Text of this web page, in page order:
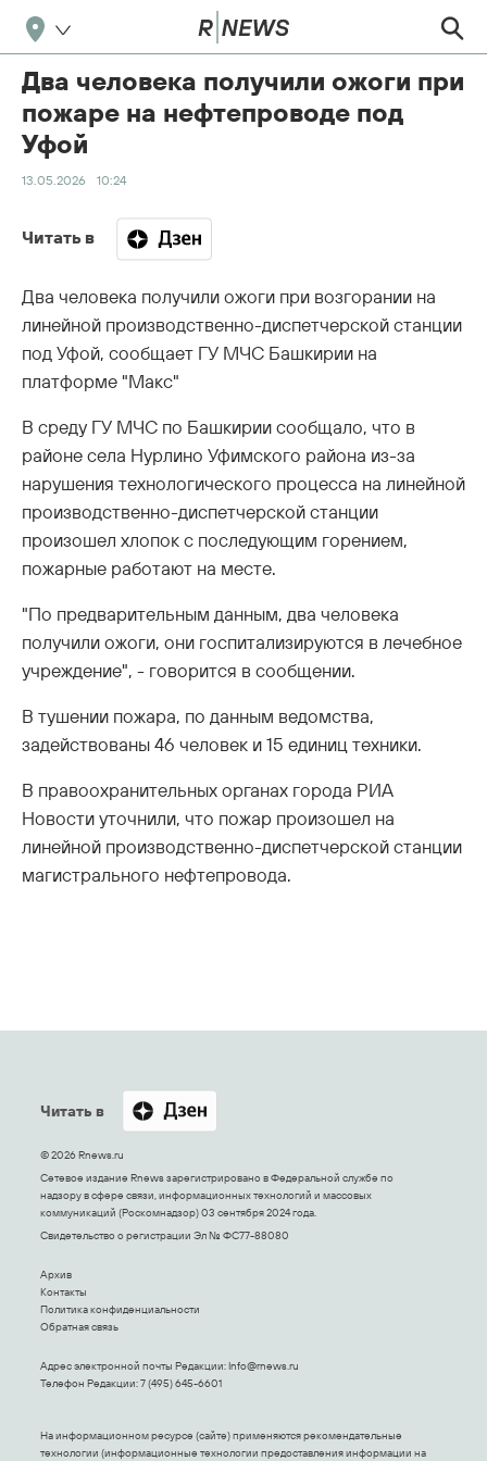
Два человека получили ожоги при
пожаре на нефтепроводе под
Уфой
13.05.2026 10:24
Читать в
Два человека получили ожоги при возгорании на
линейной производственно-диспетчерской станции
под Уфой, сообщает ГУ МЧС Башкирии на
платформе "Макс"
В среду ГУ МЧС по Башкирии сообщало, что в
районе села Нурлино Уфимского района из-за
нарушения технологического процесса на линейной
производственно-диспетчерской станции
произошел хлопок с последующим горением,
пожарные работают на месте.
"По предварительным данным, два человека
получили ожоги, они госпитализируются в лечебное
учреждение", - говорится в сообщении.
В тушении пожара, по данным ведомства,
задействованы 46 человек и 15 единиц техники.
В правоохранительных органах города РИА
Новости уточнили, что пожар произошел на
линейной производственно-диспетчерской станции
магистрального нефтепровода.
Читать в
© 2026 Rnews.ru
Сетевое издание Rnews зарегистрировано в Федеральной службе по
надзору в сфере связи, информационных технологий и массовых
коммуникаций (Роскомнадзор) 03 сентября 2024 года.
Свидетельство о регистрации Эл № ФС77-88080
Архив
Контакты
Политика конфиденциальности
Обратная связь
Адрес электронной почты Редакции:Info@rnews.ru
Телефон Редакции: 7 (495) 645-6601
На информационном ресурсе (сайте) применяются рекомендательные
технологии (информационные технологии предоставления информации на